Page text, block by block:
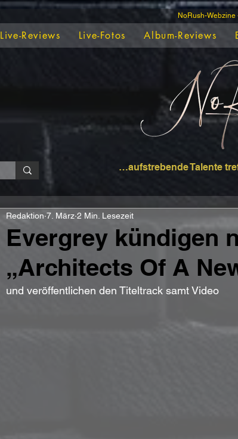
NoRush-
Live-Reviews Live-Fotos Album-Reviews
…aufstrebende Talente
Evergrey kündigen
„Architects Of A
Redaktion 7. März 2 Min. Lesezeit
und veröffentlichen den Titeltrack samt Video